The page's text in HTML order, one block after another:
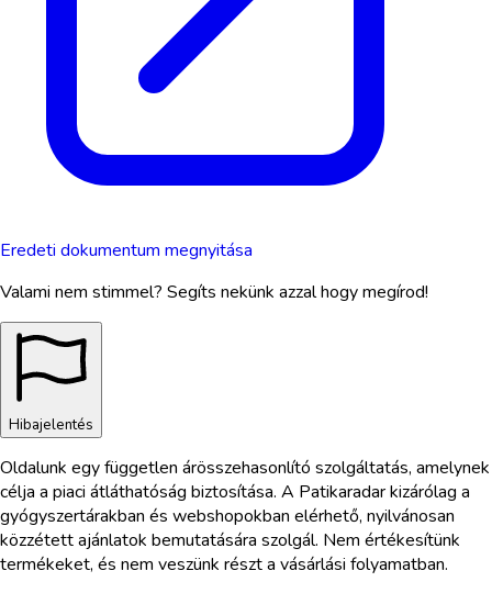
Eredeti dokumentum megnyitása
Valami nem stimmel? Segíts nekünk azzal hogy megírod!
Hibajelentés
Oldalunk egy független árösszehasonlító szolgáltatás, amelynek
célja a piaci átláthatóság biztosítása. A Patikaradar kizárólag a
gyógyszertárakban és webshopokban elérhető, nyilvánosan
közzétett ajánlatok bemutatására szolgál. Nem értékesítünk
termékeket, és nem veszünk részt a vásárlási folyamatban.